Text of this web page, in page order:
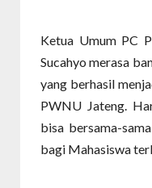
Ketua Umum PC
Sucahyo merasa
yang berhasil
PWNU Jateng.
bisa bersama-
bagi Mahasiswa